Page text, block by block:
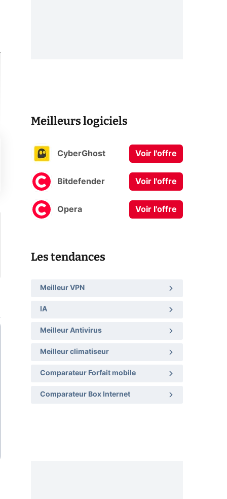
Meilleurs logiciels
CyberGhost Voir l'offre
Bitdefender Voir l'offre
Opera Voir l'offre
Les tendances
Meilleur VPN
IA
Meilleur Antivirus
Meilleur climatiseur
Comparateur Forfait mobile
Comparateur Box Internet